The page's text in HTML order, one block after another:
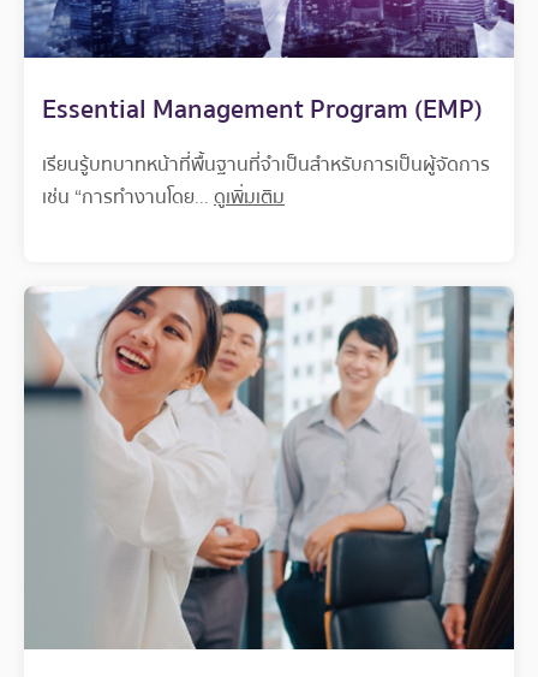
Essential Management Program (EMP)
เรียนรู้บทบาทหน้าที่พื้นฐานที่จำเป็นสำหรับการเป็นผู้จัดการ
เช่น “การทำงานโดย…ดูเพิ่มเติม